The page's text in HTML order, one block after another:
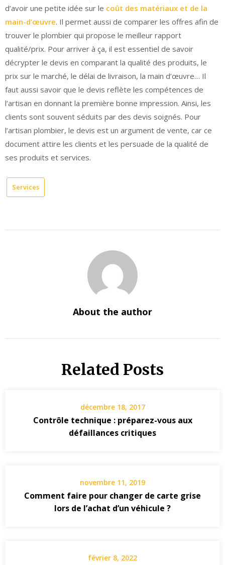
d’avoir une petite idée sur le coût des matériaux et de la
main-d’œuvre. Il permet aussi de comparer les offres afin de
trouver le plombier qui propose le meilleur rapport
qualité/prix. Pour arriver à ça, il est essentiel de savoir
décrypter le devis en comparant la qualité des produits, le
prix sur le marché, le délai de livraison, la main d’œuvre… Il
faut aussi savoir que le devis reflète les compétences de
l’artisan en donnant la première bonne impression. Ainsi, les
clients sont souvent séduits par des devis soignés. Pour
l’artisan plombier, le devis est un argument de vente, car ce
document attire les clients et les persuade de la qualité de
ses produits et services.
Services
About the author
Related Posts
décembre 18, 2017
Contrôle technique : préparez-vous aux
défaillances critiques
novembre 11, 2019
Comment faire pour changer de carte grise
lors de l’achat d’un véhicule ?
février 8, 2022